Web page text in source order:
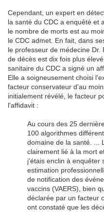
Cependant, un expert en
la santé du CDC a enquêté et
le nombre de morts est au
le CDC admet. En fait, dans
le professeur de médecine
de décès est dix fois plus
sanitaire du CDC a signé un
Elle a soigneusement choisi
facteur conservateur d'au
initialement révélé, le facteur
l'affidavit :
Au cours des 25
100 algorithmes
domaine de la santé. ...
clairement lié à la mort
j'étais enclin à enquêter
estimation
de notification des
vaccins (VAERS), bien
déclarée par un facteur
ont constaté que les